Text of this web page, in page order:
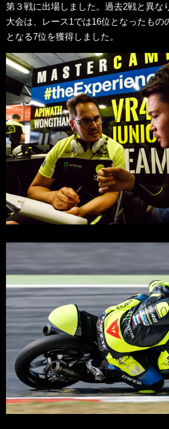
第３戦に出場しました。過去2戦と異な
大会は、レース1では16位となったもの
となる7位を獲得しました。